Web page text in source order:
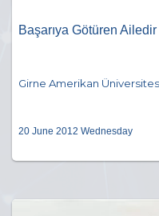
Başarıya Götüren Ailedir
Girne Amerikan
20 June 2012 Wednesday